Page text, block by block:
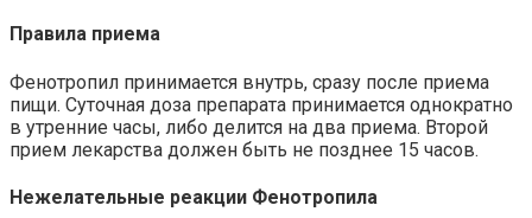
Правила приема
Фенотропил принимается внутрь, сразу после приема
пищи. Суточная доза препарата принимается однократно
в утренние часы, либо делится на два приема. Второй
прием лекарства должен быть не позднее 15 часов.
Нежелательные реакции Фенотропила